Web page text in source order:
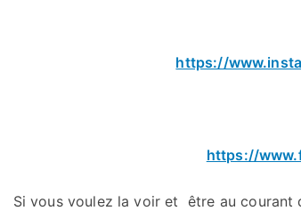
https://
https://
Si vous voulez la voir et être au courant